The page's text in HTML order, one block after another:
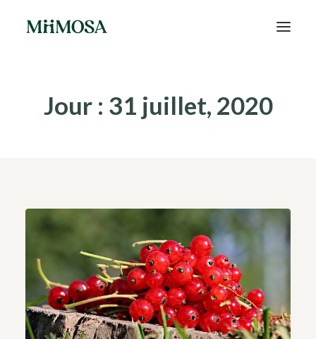
Épargne
Recherche
Jour : 31 juillet, 2020